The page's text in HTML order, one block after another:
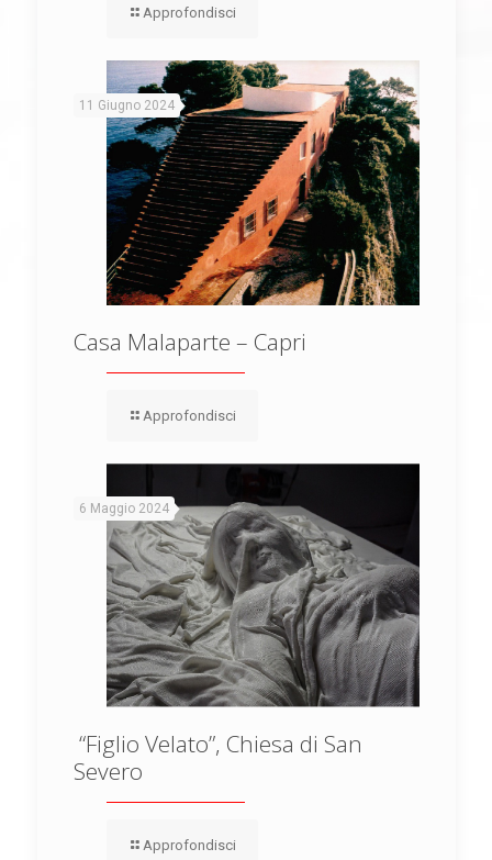
Approfondisci
11 Giugno 2024
Casa Malaparte – Capri
Approfondisci
6 Maggio 2024
“Figlio Velato”, Chiesa di San
Severo
Approfondisci